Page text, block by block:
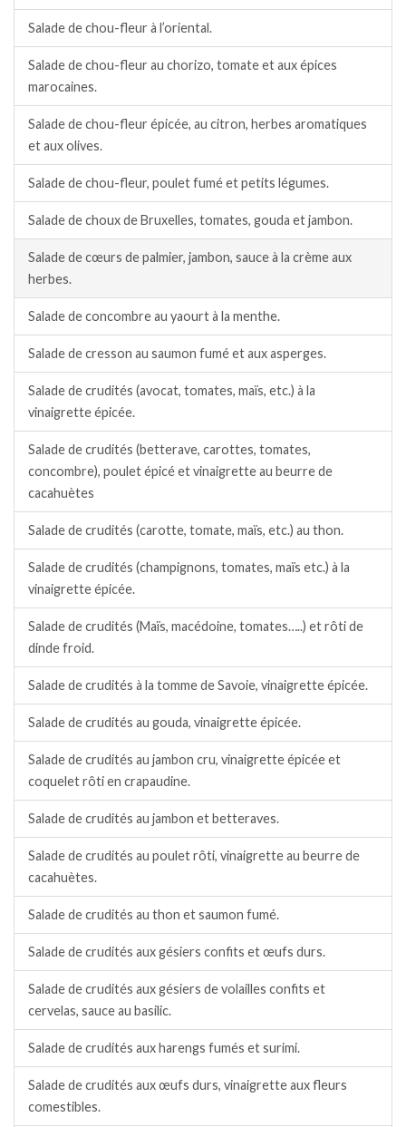
Salade de chou-fleur à l’oriental.
Salade de chou-fleur au chorizo, tomate et aux épices
marocaines.
Salade de chou-fleur épicée, au citron, herbes aromatiques
et aux olives.
Salade de chou-fleur, poulet fumé et petits légumes.
Salade de choux de Bruxelles, tomates, gouda et jambon.
Salade de cœurs de palmier, jambon, sauce à la crème aux
herbes.
Salade de concombre au yaourt à la menthe.
Salade de cresson au saumon fumé et aux asperges.
Salade de crudités (avocat, tomates, maïs, etc.) à la
vinaigrette épicée.
Salade de crudités (betterave, carottes, tomates,
concombre), poulet épicé et vinaigrette au beurre de
cacahuètes
Salade de crudités (carotte, tomate, maïs, etc.) au thon.
Salade de crudités (champignons, tomates, maïs etc.) à la
vinaigrette épicée.
Salade de crudités (Maïs, macédoine, tomates…..) et rôti de
dinde froid.
Salade de crudités à la tomme de Savoie, vinaigrette épicée.
Salade de crudités au gouda, vinaigrette épicée.
Salade de crudités au jambon cru, vinaigrette épicée et
coquelet rôti en crapaudine.
Salade de crudités au jambon et betteraves.
Salade de crudités au poulet rôti, vinaigrette au beurre de
cacahuètes.
Salade de crudités au thon et saumon fumé.
Salade de crudités aux gésiers confits et œufs durs.
Salade de crudités aux gésiers de volailles confits et
cervelas, sauce au basilic.
Salade de crudités aux harengs fumés et surimi.
Salade de crudités aux œufs durs, vinaigrette aux fleurs
comestibles.